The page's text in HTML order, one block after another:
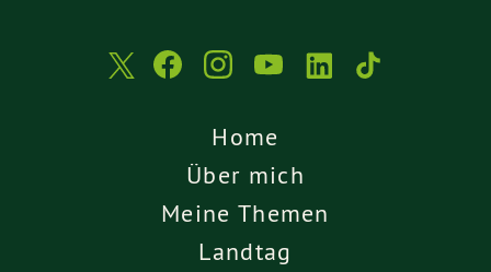
Home
Über mich
Meine Themen
Landtag